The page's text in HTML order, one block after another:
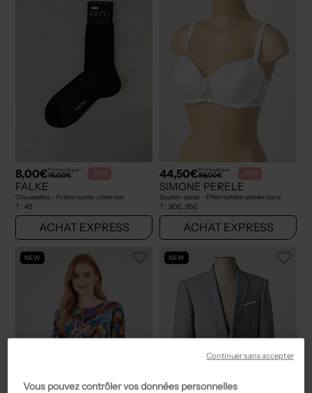
8,00€Prix boutique :
16,00€ -50%
FALKE
Chaussettes - Finition bords-côtes noir
T : 45
ACHAT EXPRESS
44,50€Prix boutique :
89,00€ -50%
SIMONE PERELE
Soutien-gorge - Effet matière satinée blanc
T : 90E, 95E
ACHAT EXPRESS
NEW NEW
Vous pouvez contrôler vos données personnelles
Continuer sans accepter